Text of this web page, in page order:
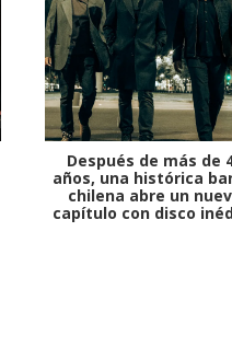
Después de más de
años, una histórica
chilena abre un
capítulo con disco